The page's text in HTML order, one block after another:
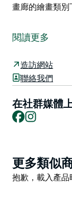
畫廊的繪畫類
阿米代爾美術館
他們的作品。
的一些藝術家的
舉辦各種展覽，
品、雕塑、陶瓷
它位於阿米代爾
(Beardy Street)
閱讀更多
造訪網站
聯絡我們
在社群媒體
Facebook
Product
List
更多類似
Product
抱歉，載入產品